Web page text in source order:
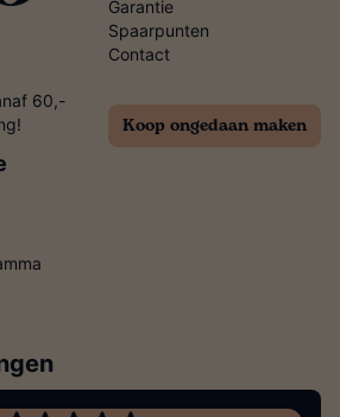
60,-
Garantie
Spaarpunten
Contact
Koop ongedaan maken